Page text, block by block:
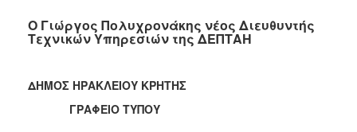
2022
2020
2019
Ο Γιώργος Πολυχρονάκης νέος Διευθυντής
Τεχνικών Υπηρεσιών της ΔΕΠΤΑΗ
ΔΗΜΟΣ ΗΡΑΚΛΕΙΟΥ ΚΡΗΤΗΣ
ΓΡΑΦΕΙΟ ΤΥΠΟΥ